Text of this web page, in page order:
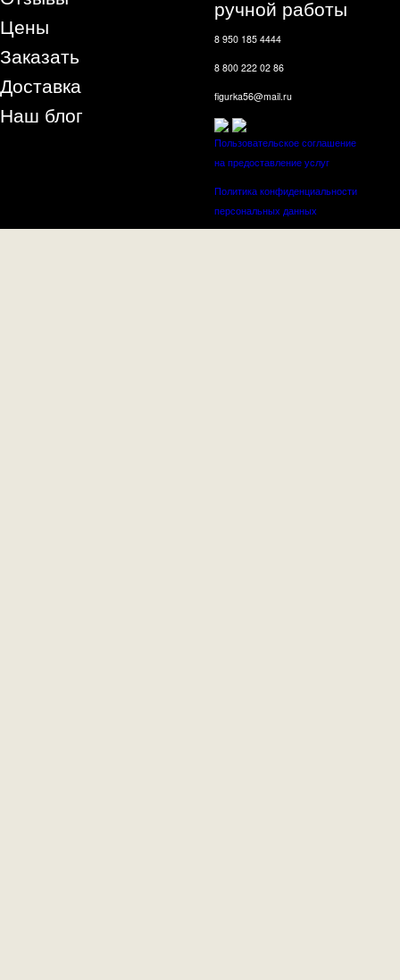
Цены
Заказать
Доставка
Наш блог
ручной работы
8 950 185 4444
8 800 222 02 86
figurka56@mail.ru
Пользовательское соглашение
на предоставление услуг
Политика конфиденциальности
персональных данных